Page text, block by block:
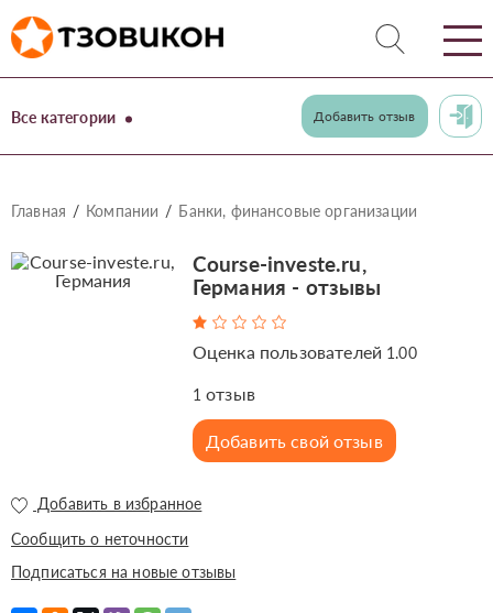
Все категории Добавить отзыв
Главная Компании Банки, финансовые организации
Course-investe.ru,
Германия - отзывы
Оценка пользователей 1.00
1 отзыв
Добавить свой отзыв
Добавить в избранное
Сообщить о неточности
Подписаться на новые отзывы